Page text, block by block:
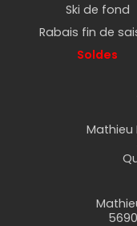
Ski de fond
Rabais fin de
Soldes